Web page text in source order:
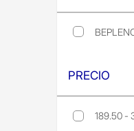
Refine by
PRECIO
189.50 -
Refine by